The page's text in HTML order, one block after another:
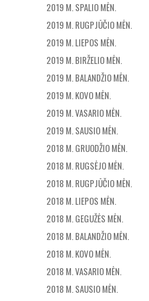
2019 M. SPALIO MĖN.
2019 M. RUGPJŪČIO MĖN.
2019 M. LIEPOS MĖN.
2019 M. BIRŽELIO MĖN.
2019 M. BALANDŽIO MĖN.
2019 M. KOVO MĖN.
2019 M. VASARIO MĖN.
2019 M. SAUSIO MĖN.
2018 M. GRUODŽIO MĖN.
2018 M. RUGSĖJO MĖN.
2018 M. RUGPJŪČIO MĖN.
2018 M. LIEPOS MĖN.
2018 M. GEGUŽĖS MĖN.
2018 M. BALANDŽIO MĖN.
2018 M. KOVO MĖN.
2018 M. VASARIO MĖN.
2018 M. SAUSIO MĖN.